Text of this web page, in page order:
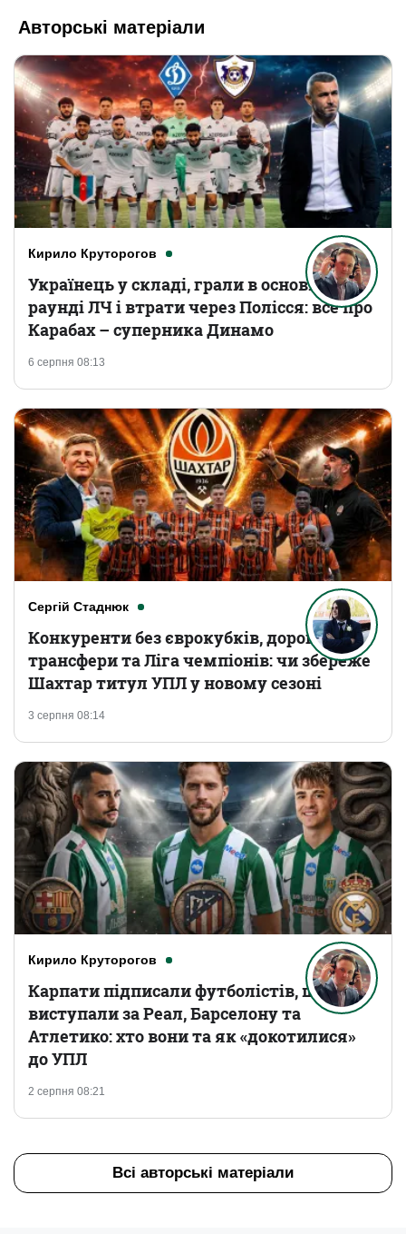
Авторські матеріали
Кирило Круторогов
6 серпня 08:13
Українець у складі, грали в основному
раунді ЛЧ і втрати через Полісся: все про
Карабах – суперника Динамо
Сергій Стаднюк
3 серпня 08:14
Конкуренти без єврокубків, дорогі
трансфери та Ліга чемпіонів: чи збереже
Шахтар титул УПЛ у новому сезоні
Кирило Круторогов
2 серпня 08:21
Карпати підписали футболістів, що
виступали за Реал, Барселону та
Атлетико: хто вони та як «докотилися»
до УПЛ
Всі авторські матеріали